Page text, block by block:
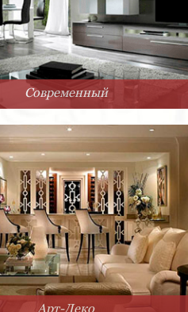
Современный
Арт-Деко